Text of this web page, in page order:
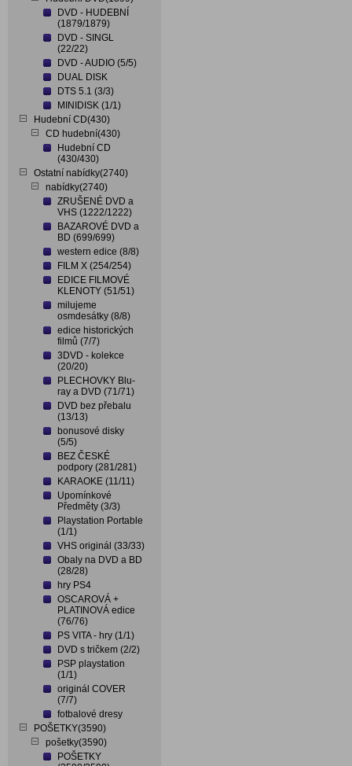
DVD - HUDEBNÍ
(1879/1879)
DVD - SINGL
(22/22)
DVD - AUDIO (5/5)
DUAL DISK
DTS 5.1 (3/3)
MINIDISK (1/1)
Hudební CD(430)
CD hudební(430)
Hudební CD
(430/430)
Ostatní nabídky(2740)
nabídky(2740)
ZRUŠENÉ DVD a
VHS (1222/1222)
BAZAROVÉ DVD a
BD (699/699)
western edice (8/8)
FILM X (254/254)
EDICE FILMOVÉ
KLENOTY (51/51)
milujeme
osmdesátky (8/8)
edice historických
filmů (7/7)
3DVD - kolekce
(20/20)
PLECHOVKY Blu-
ray a DVD (71/71)
DVD bez přebalu
(13/13)
bonusové disky
(5/5)
BEZ ČESKÉ
podpory (281/281)
KARAOKE (11/11)
Upomínkové
Předměty (3/3)
Playstation Portable
(1/1)
VHS originál (33/33)
Obaly na DVD a BD
(28/28)
hry PS4
OSCAROVÁ +
PLATINOVÁ edice
(76/76)
PS VITA - hry (1/1)
DVD s tričkem (2/2)
PSP playstation
(1/1)
originál COVER
(7/7)
fotbalové dresy
POŠETKY(3590)
pošetky(3590)
POŠETKY